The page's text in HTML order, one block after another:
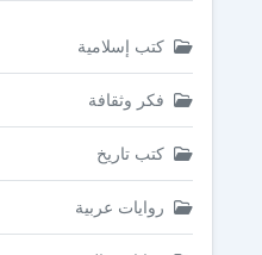
كتب إسلامية
فكر وثقافة
كتب تاريخ
روايات عربية